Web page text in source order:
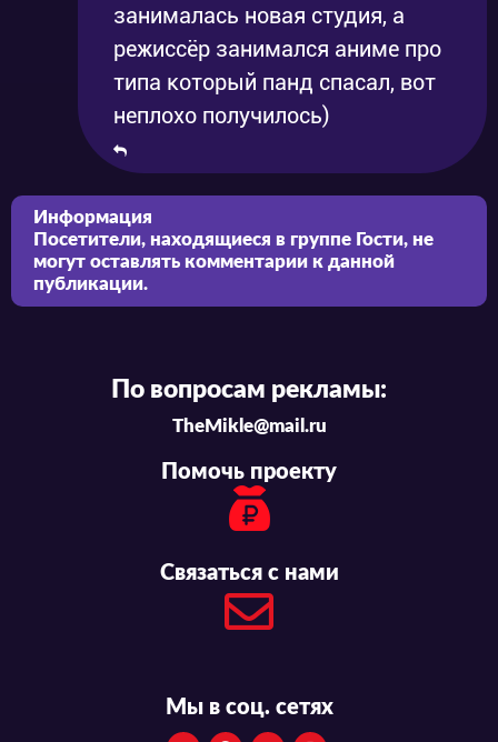
занималась новая студия, а
режиссёр занимался аниме про
типа который панд спасал, вот
неплохо получилось)
Информация
Посетители, находящиеся в группе Гости, не
могут оставлять комментарии к данной
публикации.
По вопросам рекламы:
TheMikle@mail.ru
Помочь проекту
Связаться с нами
Мы в соц. сетях